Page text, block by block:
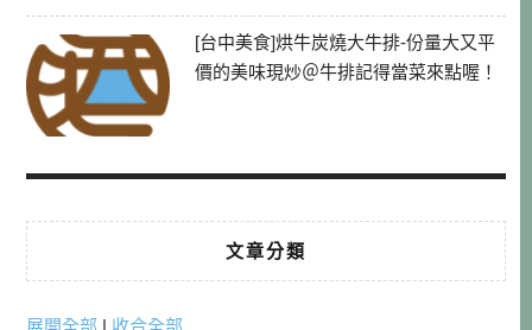
[台中美食]烘牛炭燒大牛排-份量大又平
價的美味現炒＠牛排記得當菜來點喔！
文章分類
展開全部 | 收合全部